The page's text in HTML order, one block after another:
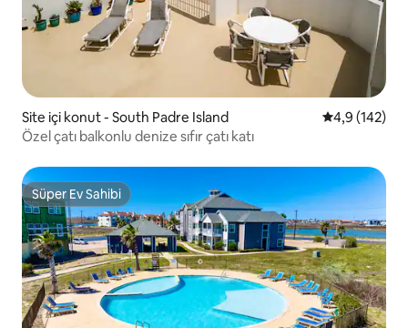
Site içi konut - South Padre Island 5 üzerinden
4,9 (142)
Özel çatı balkonlu denize sıfır çatı katı
Süper Ev Sahibi
Süper Ev Sahibi